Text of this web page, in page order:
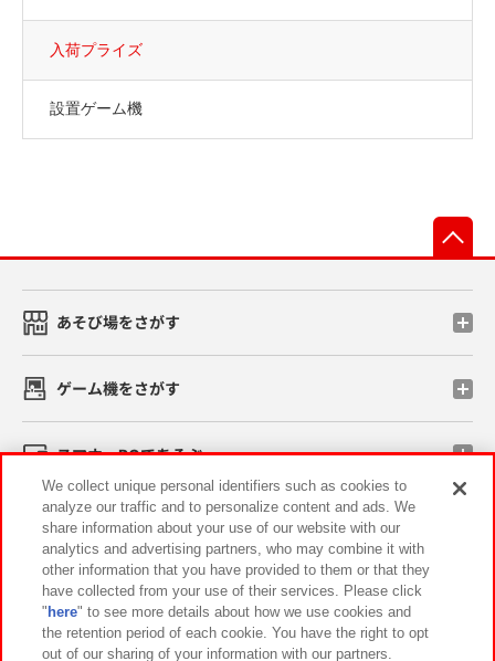
入荷プライズ
設置ゲーム機
あそび場をさがす
ゲーム機をさがす
スマホ・PCであそぶ
イベント・キャンペーン
関連会社 サステナビリティ サイトポリシー
We collect unique personal identifiers such as cookies to
analyze our traffic and to personalize content and ads. We
share information about your use of our website with our
analytics and advertising partners, who may combine it with
other information that you have provided to them or that they
have collected from your use of their services. Please click
" here" to see more details about how we use cookies and
the retention period of each cookie. You have the right to opt
out of our sharing of your information with our partners.